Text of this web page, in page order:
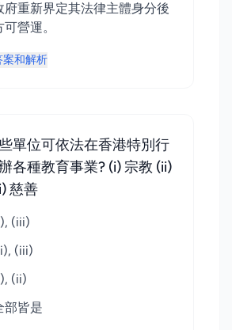
府重新界定其法律主體身分後
可營運。
案和解析
單位可依法在香港特別行
各種教育事業? (i) 宗教 (ii)
慈善
(iii)
(iii)
(ii)
部皆是